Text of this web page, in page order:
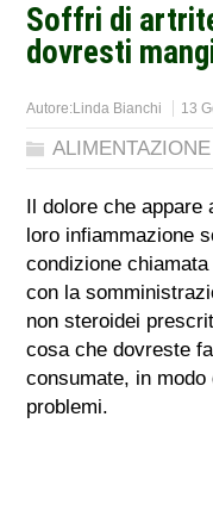
Soffri di
dovresti
Autore:Linda Bianchi 13
ALIMENTAZIONE
Il dolore che appare
loro infiammazione
condizione
con la
non steroidei
cosa che dovreste
consumate, in
problemi.